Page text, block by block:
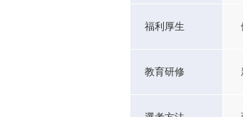
福利厚生
教育研修